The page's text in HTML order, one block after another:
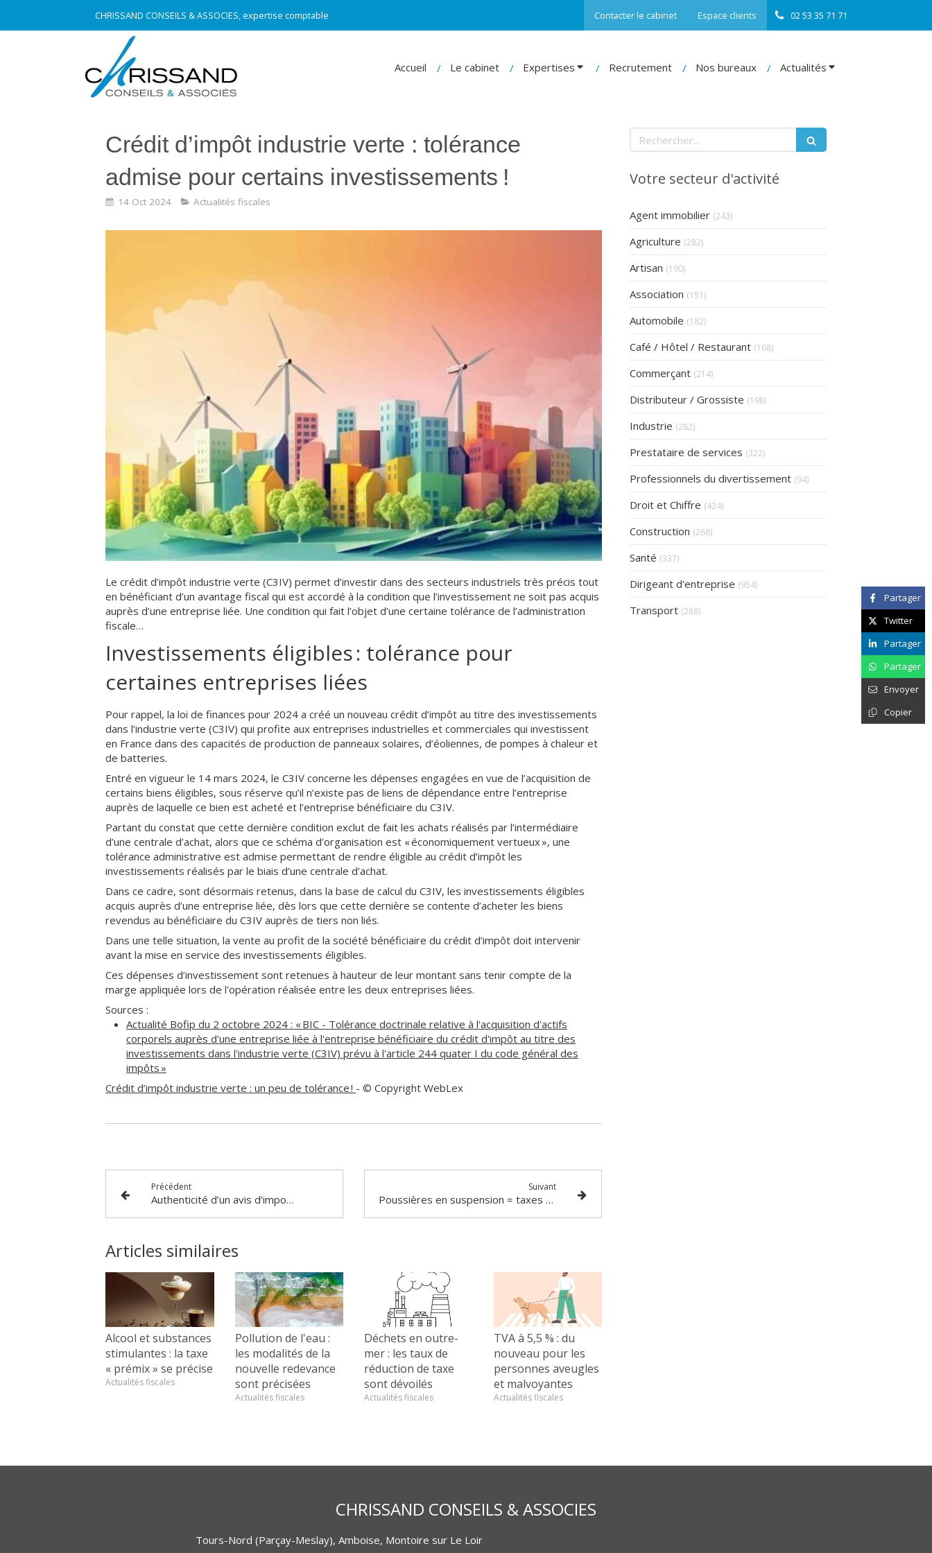
CHRISSAND CONSEILS & ASSOCIES, expertise comptable 02 53 35 71 71
Espace clients
Contacter le cabinet
Accueil Le cabinet Expertises Recrutement Nos bureaux Actualités
Crédit d’impôt industrie verte : tolérance
admise pour certains investissements !
14 Oct 2024 Actualités fiscales
Le crédit d’impôt industrie verte (C3IV) permet d’investir dans des secteurs industriels très précis tout
en bénéficiant d’un avantage fiscal qui est accordé à la condition que l’investissement ne soit pas acquis
auprès d’une entreprise liée. Une condition qui fait l’objet d’une certaine tolérance de l’administration
fiscale…
Investissements éligibles : tolérance pour
certaines entreprises liées
Pour rappel, la loi de finances pour 2024 a créé un nouveau crédit d’impôt au titre des investissements
dans l’industrie verte (C3IV) qui profite aux entreprises industrielles et commerciales qui investissent
en France dans des capacités de production de panneaux solaires, d’éoliennes, de pompes à chaleur et
de batteries.
Entré en vigueur le 14 mars 2024, le C3IV concerne les dépenses engagées en vue de l’acquisition de
certains biens éligibles, sous réserve qu’il n’existe pas de liens de dépendance entre l’entreprise
auprès de laquelle ce bien est acheté et l’entreprise bénéficiaire du C3IV.
Partant du constat que cette dernière condition exclut de fait les achats réalisés par l’intermédiaire
d’une centrale d’achat, alors que ce schéma d’organisation est « économiquement vertueux », une
tolérance administrative est admise permettant de rendre éligible au crédit d’impôt les
investissements réalisés par le biais d’une centrale d’achat.
Dans ce cadre, sont désormais retenus, dans la base de calcul du C3IV, les investissements éligibles
acquis auprès d’une entreprise liée, dès lors que cette dernière se contente d’acheter les biens
revendus au bénéficiaire du C3IV auprès de tiers non liés.
Dans une telle situation, la vente au profit de la société bénéficiaire du crédit d’impôt doit intervenir
avant la mise en service des investissements éligibles.
Ces dépenses d’investissement sont retenues à hauteur de leur montant sans tenir compte de la
marge appliquée lors de l'opération réalisée entre les deux entreprises liées.
Sources :
Actualité Bofip du 2 octobre 2024 : « BIC - Tolérance doctrinale relative à l'acquisition d'actifs
corporels auprès d'une entreprise liée à l'entreprise bénéficiaire du crédit d'impôt au titre des
investissements dans l'industrie verte (C3IV) prévu à l'article 244 quater I du code général des
impôts »
Crédit d’impôt industrie verte : un peu de tolérance ! - © Copyright WebLex
Précédent
Authenticité d’un avis d’imposition : un outil pour aider les bailleurs !
Suivant
Poussières en suspension = taxes suspendues ?
Articles similaires
Alcool et substances
stimulantes : la taxe
« prémix » se précise
Actualités fiscales
Pollution de l'eau :
les modalités de la
nouvelle redevance
sont précisées
Actualités fiscales
Déchets en outre-
mer : les taux de
réduction de taxe
sont dévoilés
Actualités fiscales
TVA à 5,5 % : du
nouveau pour les
personnes aveugles
et malvoyantes
Actualités fiscales
Partager
Twitter
Partager
Partager
Envoyer
Copier
Rechercher
Votre secteur d'activité
Agent immobilier (243)Articles Count
Agriculture (282)Articles Count
Artisan (190)Articles Count
Association (151)Articles Count
Automobile (182)Articles Count
Café / Hôtel / Restaurant (168)Articles Count
Commerçant (214)Articles Count
Distributeur / Grossiste (198)Articles Count
Industrie (282)Articles Count
Prestataire de services (322)Articles Count
Professionnels du divertissement (94)Articles Count
Droit et Chiffre (424)Articles Count
Construction (266)Articles Count
Santé (337)Articles Count
Dirigeant d'entreprise (954)Articles Count
Transport (288)Articles Count
CHRISSAND CONSEILS & ASSOCIES
Tours-Nord (Parçay-Meslay), Amboise, Montoire sur Le Loir